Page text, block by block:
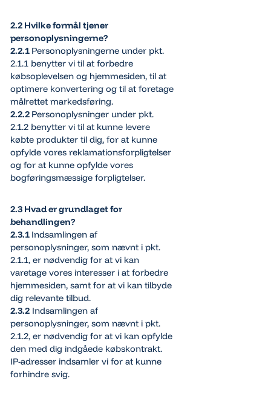
2.2 Hvilke formål tjener
personoplysningerne?
2.2.1 Personoplysningerne under pkt.
2.1.1 benytter vi til at forbedre
købsoplevelsen og hjemmesiden, til at
optimere konvertering og til at foretage
målrettet markedsføring.
2.2.2 Personoplysninger under pkt.
2.1.2 benytter vi til at kunne levere
købte produkter til dig, for at kunne
opfylde vores reklamationsforpligtelser
og for at kunne opfylde vores
bogføringsmæssige forpligtelser.
2.3 Hvad er grundlaget for
behandlingen?
2.3.1 Indsamlingen af
personoplysninger, som nævnt i pkt.
2.1.1, er nødvendig for at vi kan
varetage vores interesser i at forbedre
hjemmesiden, samt for at vi kan tilbyde
dig relevante tilbud.
2.3.2 Indsamlingen af
personoplysninger, som nævnt i pkt.
2.1.2, er nødvendig for at vi kan opfylde
den med dig indgåede købskontrakt.
IP-adresser indsamler vi for at kunne
forhindre svig.